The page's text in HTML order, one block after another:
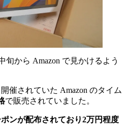
旬から Amazon で見かけるよう
催されていた Amazon のタイム
で販売されていました。
ンが配布されており2万円程度